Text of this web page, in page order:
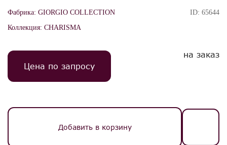
Фабрика: GIORGIO COLLECTION
Коллекция: CHARISMA
ID: 65644
Цена по запросу
на заказ
Добавить в корзину